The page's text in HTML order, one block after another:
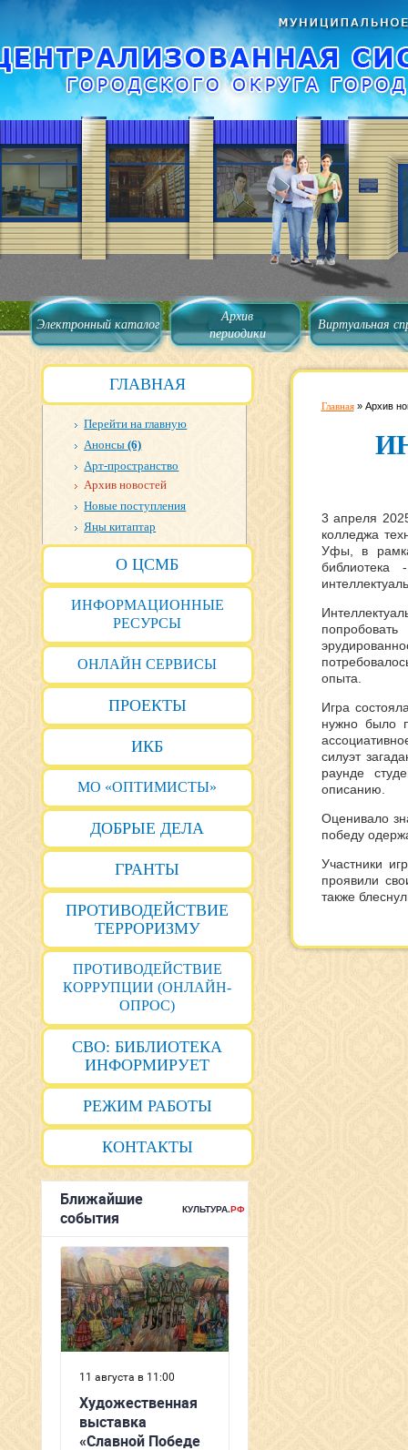
Электронный каталог
Архив
периодики
Виртуальная
ГЛАВНАЯ
Перейти на главную
Анонсы(6)
Арт-пространство
Архив новостей
Новые поступления
Яңы китаптар
О ЦСМБ
ИНФОРМАЦИОННЫЕ
РЕСУРСЫ
ОНЛАЙН СЕРВИСЫ
ПРОЕКТЫ
ИКБ
МО «ОПТИМИСТЫ»
ДОБРЫЕ ДЕЛА
ГРАНТЫ
ПРОТИВОДЕЙСТВИЕ
ТЕРРОРИЗМУ
ПРОТИВОДЕЙСТВИЕ
КОРРУПЦИИ (ОНЛАЙН-
ОПРОС)
СВО: БИБЛИОТЕКА
ИНФОРМИРУЕТ
РЕЖИМ РАБОТЫ
КОНТАКТЫ
Главная» Архив
3 апреля
колледжа
Уфы, в
опыта.
Игра
нужно было
силуэт
раунде
описанию.
Оценивало
победу
Участники
проявили
также